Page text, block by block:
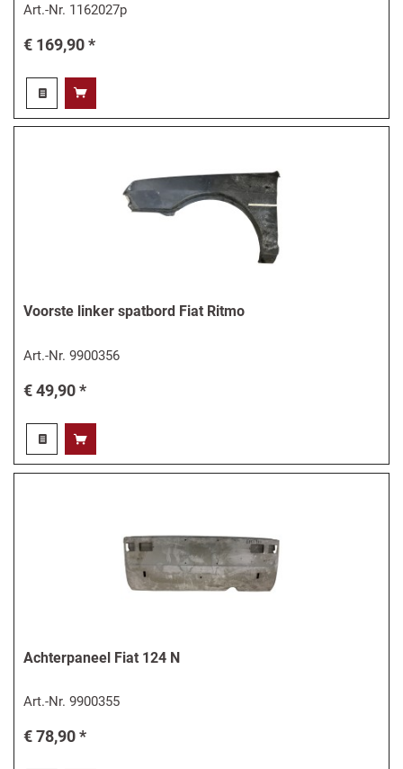
Art.-Nr. 1162027p
€ 169,90 *
Voorste linker spatbord Fiat Ritmo
Art.-Nr.9900356
€ 49,90 *
Achterpaneel Fiat 124 N
Art.-Nr.9900355
€ 78,90 *